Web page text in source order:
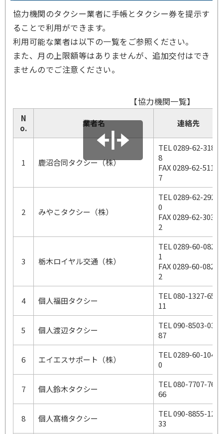
協力機関のタクシー業者に手帳とタクシー券を提示す
ることで利用ができます。
利用可能な業者は以下の一覧をご参照ください。
また、月の上限額等はありませんが、追加交付はでき
ませんのでご注意ください。
【協力機関一覧】
N
o.
業者名 連絡先
1 鹿沼合同タクシー（株）
TEL 0289-62-318
8
FAX 0289-62-511
7
2 みやこタクシー（株）
TEL 0289-62-292
0
FAX 0289-62-303
2
3 栃木ロイヤル交通（株）
TEL 0289-60-082
1
FAX 0289-60-082
2
4 個人福田タクシー
TEL 080-1327-65
11
5 個人渡辺タクシー
TEL 090-8503-03
87
6 エイエスサポート（株）
TEL 0289-60-104
0
7 個人鈴木タクシー
TEL 080-7707-76
66
8 個人髙橋タクシー
TEL 090-8855-12
33